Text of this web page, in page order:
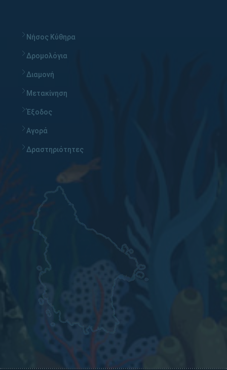
Νήσος Κύθηρα
Δρομολόγια
Διαμονή
Μετακίνηση
Έξοδος
Αγορά
Δραστηριότητες